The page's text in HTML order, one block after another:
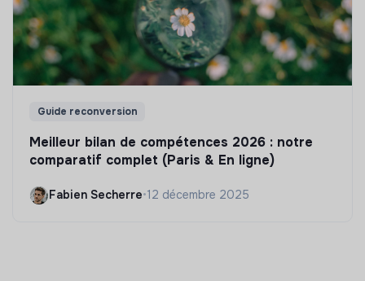
Guide reconversion
Meilleur bilan de compétences 2026 : notre
comparatif complet (Paris & En ligne)
Fabien Secherre•12 décembre 2025